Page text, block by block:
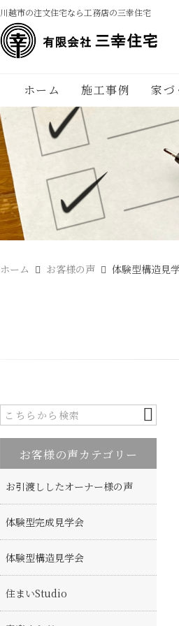
川越市の注文住宅なら工務店の三幸住宅
ホーム 施工事例 家づ
ホーム お客様の声 体験型構造見
お客様の声カテゴリー
お引渡ししたオーナー様の声
体験型完成見学会
体験型構造見学会
住まいStudio